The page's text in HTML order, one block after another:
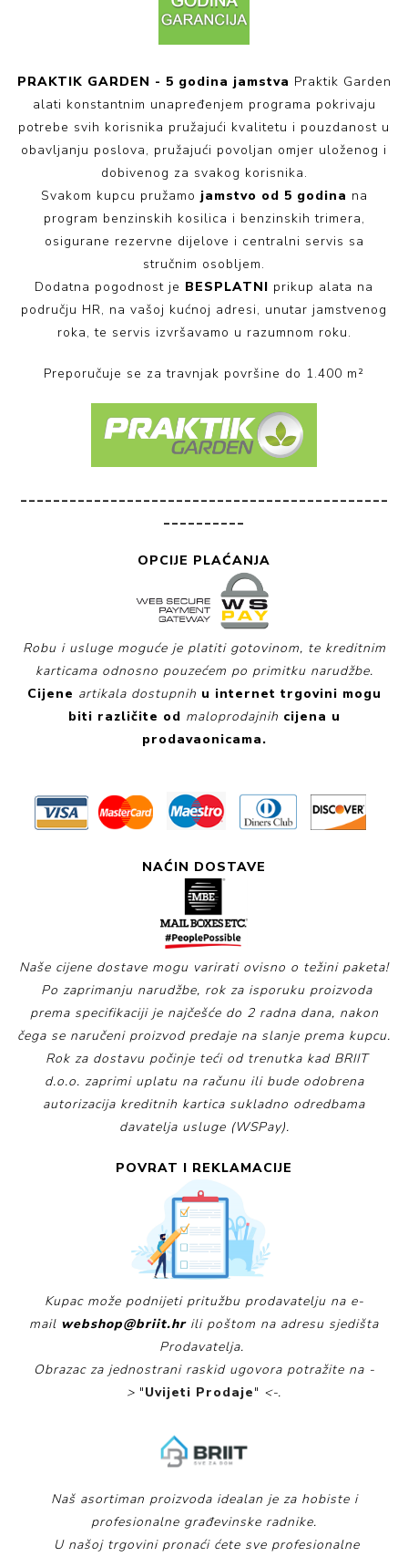
PRAKTIK GARDEN - 5 godina jamstva Praktik Garden
alati konstantnim unapređenjem programa pokrivaju
potrebe svih korisnika pružajući kvalitetu i pouzdanost u
obavljanju poslova, pružajući povoljan omjer uloženog i
dobivenog za svakog korisnika.
Svakom kupcu pružamo jamstvo od 5 godina na
program benzinskih kosilica i benzinskih trimera,
osigurane rezervne dijelove i centralni servis sa
stručnim osobljem.
Dodatna pogodnost je BESPLATNI prikup alata na
području HR, na vašoj kućnoj adresi, unutar jamstvenog
roka, te servis izvršavamo u razumnom roku.
Preporučuje se za travnjak površine do 1.400 m²
_____________________________________________
__________
OPCIJE PLAĆANJA
Robu i usluge moguće je platiti gotovinom, te kreditnim
karticama odnosno pouzećem po primitku narudžbe.
Cijene artikala dostupnih u internet trgovini mogu
biti različite od maloprodajnih cijena u
prodavaonicama.
NAĆIN DOSTAVE
Naše cijene dostave mogu varirati ovisno o težini paketa!
Po zaprimanju narudžbe, rok za isporuku proizvoda
prema specifikaciji je najčešće do 2 radna dana, nakon
čega se naručeni proizvod predaje na slanje prema kupcu.
Rok za dostavu počinje teći od trenutka kad BRIIT
d.o.o. zaprimi uplatu na računu ili bude odobrena
autorizacija kreditnih kartica sukladno odredbama
davatelja usluge (WSPay).
POVRAT I REKLAMACIJE
Kupac može podnijeti pritužbu prodavatelju na e-
mail webshop@briit.hr ili poštom na adresu sjedišta
Prodavatelja.
Obrazac za jednostrani raskid ugovora potražite na -
> "Uvijeti Prodaje" <-.
Naš asortiman proizvoda idealan je za hobiste i
profesionalne građevinske radnike.
U našoj trgovini pronaći ćete sve profesionalne